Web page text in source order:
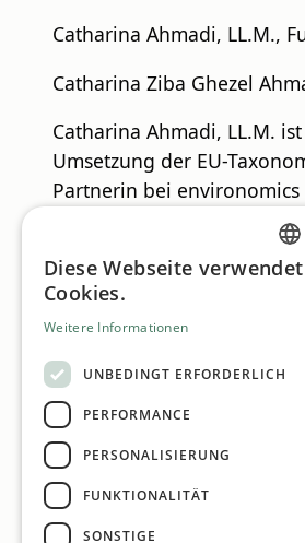
Catharina Ahmadi, LL.M.,
Catharina Ziba Ghezel
Catharina Ahmadi, LL.M.
Umsetzung der EU-
Partnerin bei
lehrt an der FH Wiener
DI Martin Ramsauer MSc,
Nach dem Abschluss
Bereich Betriebswirtschaft
Während dieser Zeit war
Nachhaltige
Immobilienbranche, tätig ist.
Die ÖGNI –
Nachhaltigkeit in der Bau-
Diese Webseite verwendet
Cookies.
Weitere Informationen
UNBEDINGT ERFORDERLICH
PERFORMANCE
PERSONALISIERUNG
FUNKTIONALITÄT
SONSTIGE